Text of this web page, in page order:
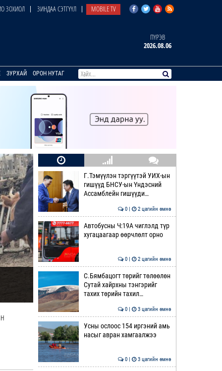
ЗОХИОЛ ЗИНДАА СЭТГҮҮЛ MOBILE TV
ПҮРЭВ
2026.08.06
ЗУРХАЙ ОРОН НУТАГ
Г.Тэмүүлэн тэргүүтэй УИХ-ын
гишүүд БНСУ-ын Үндэсний
Ассамблейн гишүүди…
0 | 2 цагийн өмнө
Автобусны Ч:19А чиглэлд түр
хугацаагаар өөрчлөлт орно
0 | 2 цагийн өмнө
С.Бямбацогт төрийг төлөөлөн
Сутай хайрхны тэнгэрийг
тахих төрийн тахил…
0 | 3 цагийн өмнө
Усны ослоос 154 иргэний амь
насыг авран хамгаалжээ
0 | 3 цагийн өмнө